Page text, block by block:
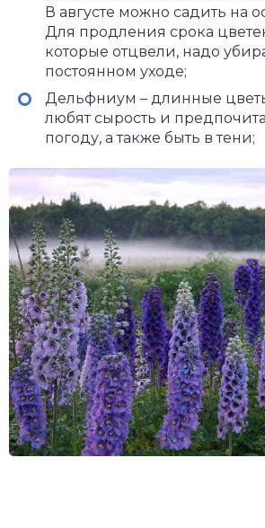
В августе можно садить на
Для продления срока
которые отцвели, надо
постоянном уходе;
Дельфниум – длинные
любят сырость и
погоду, а также быть в тени;